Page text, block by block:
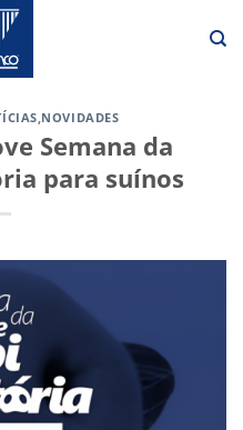
,NOVIDADES
Semana da
para suínos